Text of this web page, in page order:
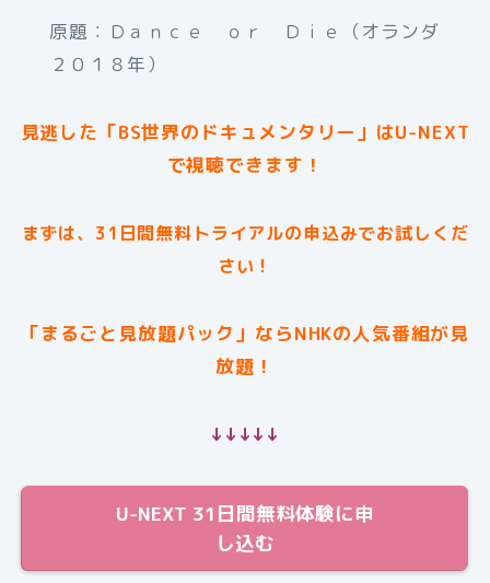
原題：Ｄａｎｃｅ ｏｒ Ｄｉｅ（オランダ
２０１８年）
見逃した「BS世界のドキュメンタリー」はU-NEXT
で視聴できます！
まずは、31日間無料トライアルの申込みでお試しくだ
さい！
「まるごと見放題パック」ならNHKの人気番組が見
放題！
↓↓↓↓↓
U-NEXT 31日間無料体験に申
し込む